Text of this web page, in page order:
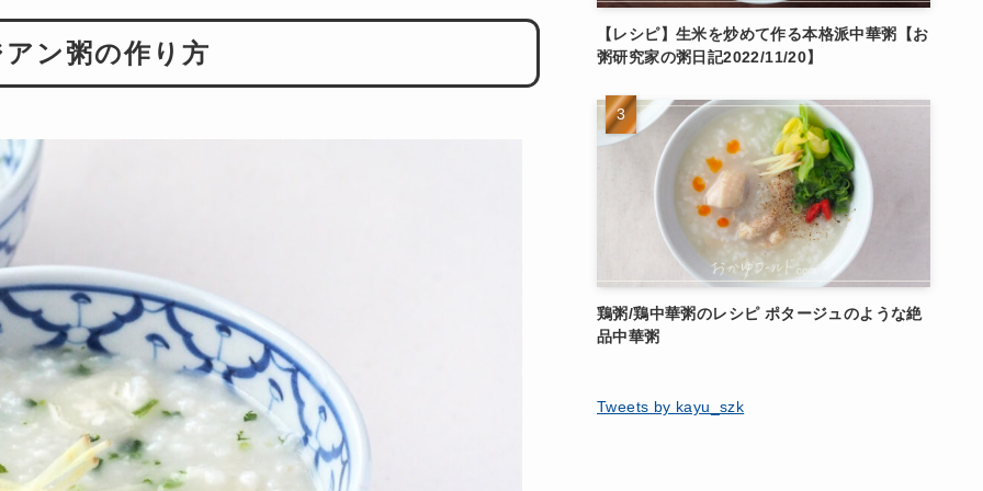
ン粥の作り方
【レシピ】生米を炒めて作る本格派中華粥【お
粥研究家の粥日記2022/11/20】
鶏粥/鶏中華粥のレシピ ポタージュのような絶
品中華粥
Tweets by kayu_szk